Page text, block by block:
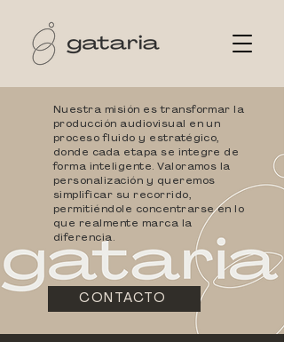
Nuestra misión es transformar la
producción audiovisual en un
proceso fluido y estratégico,
donde cada etapa se integre de
forma inteligente. Valoramos la
personalización y queremos
simplificar su recorrido,
permitiéndole concentrarse en lo
que realmente marca la
diferencia.
CONTACTO